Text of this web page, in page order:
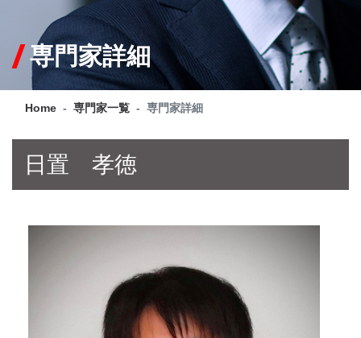
CONSULTING
SERVICE
COMPANY
Q&A
専門家詳細
Home 専門家一覧 専門家詳細
日置 孝徳